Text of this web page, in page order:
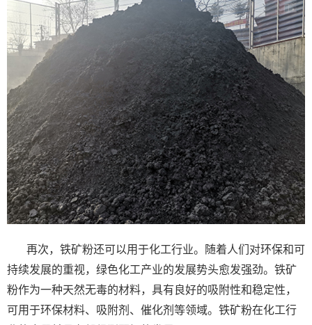
再次，铁矿粉还可以用于化工行业。随着人们对环保和可
持续发展的重视，绿色化工产业的发展势头愈发强劲。铁矿
粉作为一种天然无毒的材料，具有良好的吸附性和稳定性，
可用于环保材料、吸附剂、催化剂等领域。铁矿粉在化工行